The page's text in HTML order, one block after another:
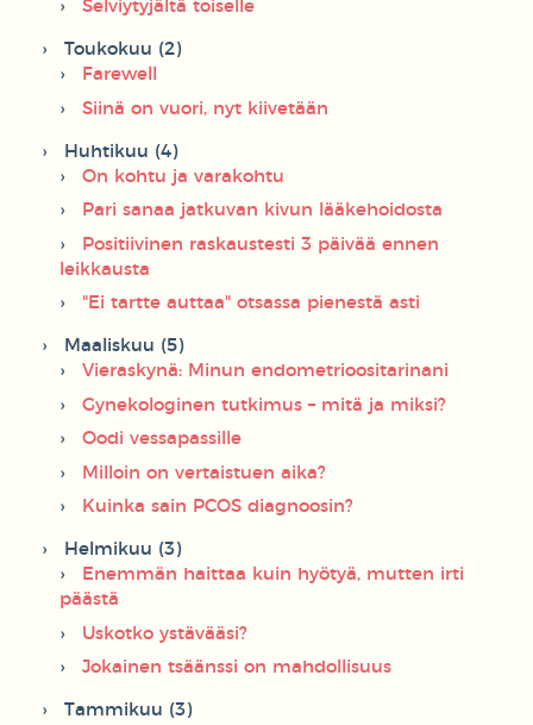
Selviytyjältä toiselle
Toukokuu (2)
Farewell
Siinä on vuori, nyt kiivetään
Huhtikuu (4)
On kohtu ja varakohtu
Pari sanaa jatkuvan kivun lääkehoidosta
Positiivinen raskaustesti 3 päivää ennen
leikkausta
"Ei tartte auttaa" otsassa pienestä asti
Maaliskuu (5)
Vieraskynä: Minun endometrioositarinani
Gynekologinen tutkimus – mitä ja miksi?
Oodi vessapassille
Milloin on vertaistuen aika?
Kuinka sain PCOS diagnoosin?
Helmikuu (3)
Enemmän haittaa kuin hyötyä, mutten irti
päästä
Uskotko ystävääsi?
Jokainen tsäänssi on mahdollisuus
Tammikuu (3)